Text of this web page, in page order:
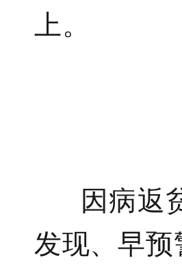
上。
因病返
发现、早